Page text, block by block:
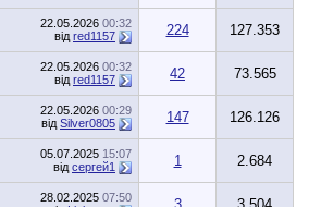
22.05.2026 00:32
від red1157 224 127.353
22.05.2026 00:32
від red1157 42 73.565
22.05.2026 00:29
від Silver0805 147 126.126
05.07.2025 15:07
від сергей1 1 2.684
28.02.2025 07:50